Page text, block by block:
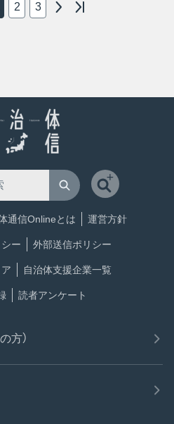
2 3
通信Onlineとは 運営方針
ー 外部送信ポリシー
自治体支援企業一覧
読者アンケート
方）